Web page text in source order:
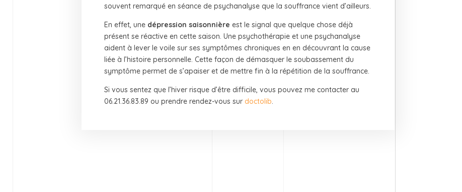
souvent remarqué en séance de psychanalyse que la souffrance vient d’ailleurs.
En effet, une dépression saisonnière est le signal que quelque chose déjà
présent se réactive en cette saison. Une psychothérapie et une psychanalyse
aident à lever le voile sur ses symptômes chroniques en en découvrant la cause
liée à l’histoire personnelle. Cette façon de démasquer le soubassement du
symptôme permet de s’apaiser et de mettre fin à la répétition de la souffrance.
Si vous sentez que l’hiver risque d’être difficile, vous pouvez me contacter au
06.21.36.83.89 ou prendre rendez-vous sur doctolib.